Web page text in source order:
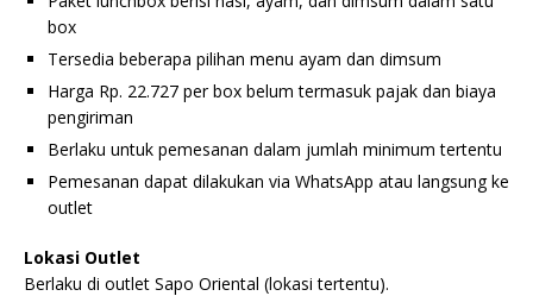
box
Tersedia beberapa pilihan menu ayam dan dimsum
Harga Rp. 22.727 per box belum termasuk pajak dan biaya
pengiriman
Berlaku untuk pemesanan dalam jumlah minimum tertentu
Pemesanan dapat dilakukan via WhatsApp atau langsung ke
outlet
Lokasi Outlet
Berlaku di outlet Sapo Oriental (lokasi tertentu).